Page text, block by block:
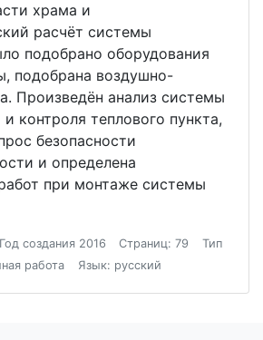
храма и
расчёт системы
подобрано оборудования
подобрана воздушно-
Произведён анализ системы
контроля теплового пункта,
безопасности
и определена
при монтаже системы
Год создания 2016 Страниц: 79
Тип
работа
Язык: русский